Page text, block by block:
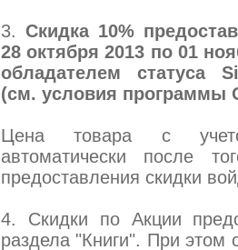
3. Скидка 10%
28 октября 2013 по 01
обладателем статуса
(см. условия программы
Цена товара с
автоматически после
предоставления скидки
4. Скидки по Акции
раздела "Книги". При этом